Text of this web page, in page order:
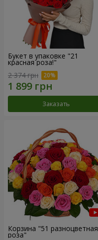
Букет в упаковке "21
красная роза!"
2 374 грн
Заказать
Корзина "51 разноцветная
роза"